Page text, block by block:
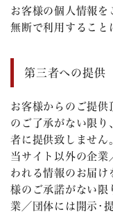
お客様の個人情報を
無断で利用すること
第三者への提供
お客様からのご提供
のご了承がない限り
者に提供致しません
当 サイト 以外の企業
われる情報のお届け
様のご承諾がない限
業／団体には開示･